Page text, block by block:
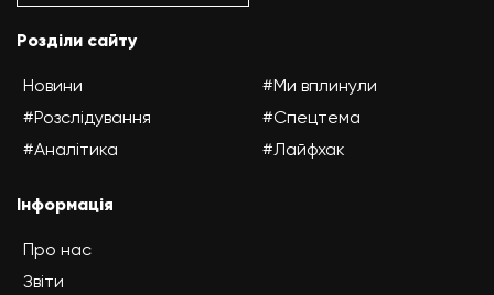
Розділи сайту
Новини
#Розслідування
#Аналітика
#Ми вплинули
#Спецтема
#Лайфхак
Інформація
Про нас
Звіти